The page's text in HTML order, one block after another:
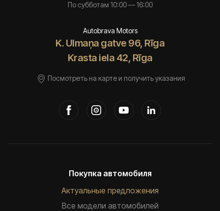
По субботам 10:00 — 16:00
Autobrava Motors
K. Ulmaņa gatve 96, Rīga
Krasta iela 42, Rīga
Посмотреть на карте и получить указания
Покупка автомобиля
Актуальные предложения
Все модели автомобилей